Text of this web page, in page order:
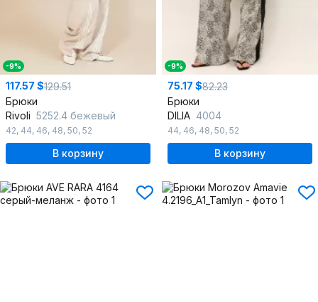
-9%
117.57 $129.51
Брюки
Rivoli 5252.4 бежевый
42, 44, 46, 48, 50, 52
В корзину
-9%
75.17 $82.23
Брюки
DILIA 4004
44, 46, 48, 50, 52
В корзину